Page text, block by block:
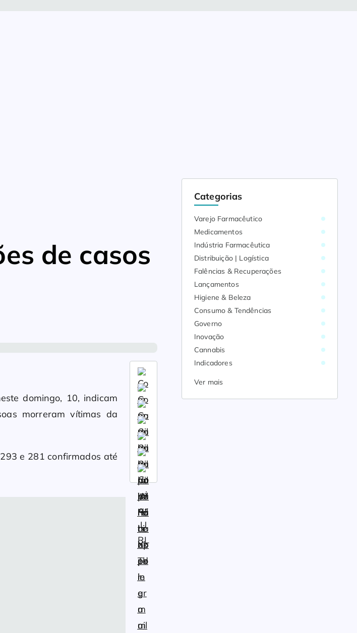
de casos
domingo, 10, indicam
morreram vítimas da
e 281 confirmados até
Categorias
Varejo Farmacêutico
Medicamentos
Indústria Farmacêutica
Distribuição | Logística
Falências & Recuperações
Lançamentos
Higiene & Beleza
Consumo & Tendências
Governo
Inovação
Cannabis
Indicadores
Ver mais